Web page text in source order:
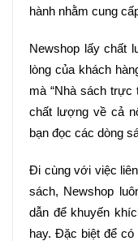
hành nhằm cung
Newshop lấy chất
lòng của khách
mà “Nhà sách trực
chất lượng về cả
bạn đọc các dòng
Đi cùng với việc
sách, Newshop
dẫn để khuyến
hay. Đặc biệt để